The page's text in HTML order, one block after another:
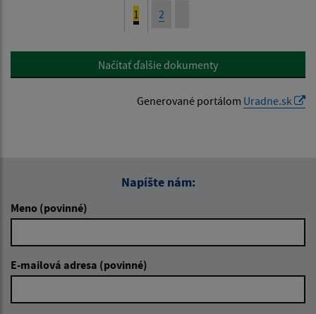
1 2
Načítať ďalšie dokumenty
Generované portálom Uradne.sk
Napíšte nám:
Meno (povinné)
E-mailová adresa (povinné)